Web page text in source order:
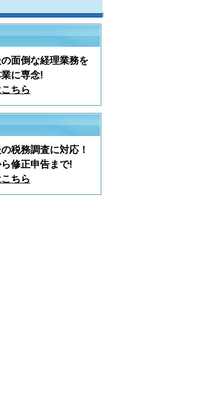
面倒な経理業務を
に専念!
ちら
税務調査に対応！
修正申告まで!
ちら